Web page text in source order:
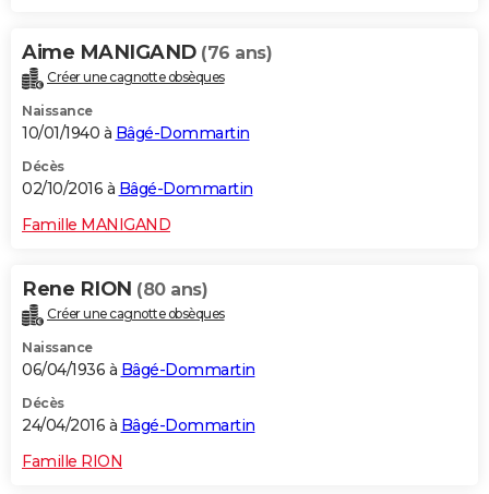
Aime MANIGAND (76 ans)
Créer une cagnotte obsèques
Naissance
10/01/1940 à Bâgé-Dommartin
Décès
02/10/2016 à Bâgé-Dommartin
Famille MANIGAND
Rene RION (80 ans)
Créer une cagnotte obsèques
Naissance
06/04/1936 à Bâgé-Dommartin
Décès
24/04/2016 à Bâgé-Dommartin
Famille RION